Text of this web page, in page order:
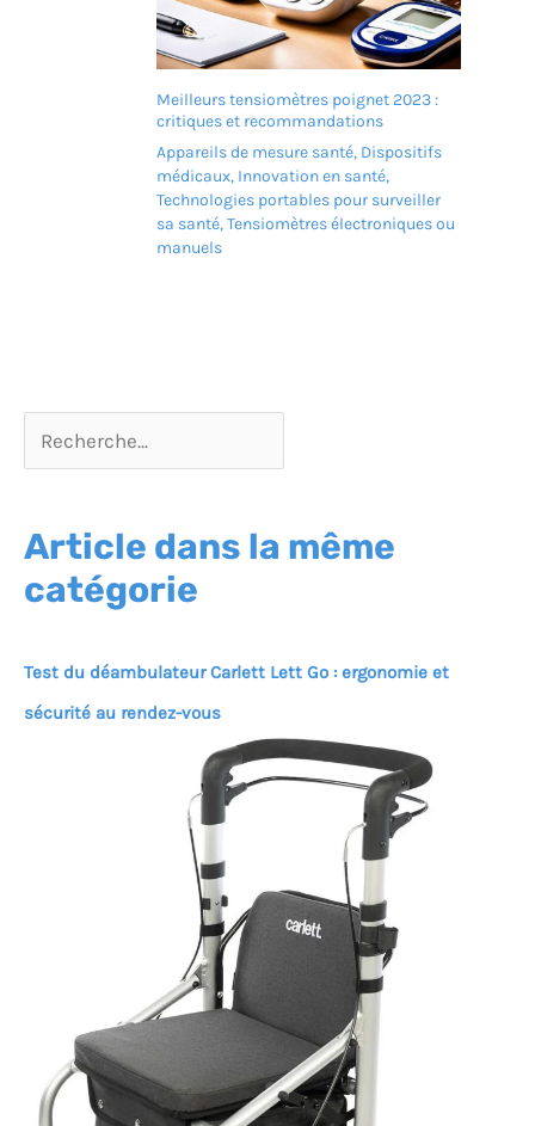
réfléchissantes pour une
marche sûre la nuit
Montage facile : les
déambulateurs sont livrés
avec un manuel
d'utilisation détaillé et
des vidéos d'instructions
de montage, de sorte que
vous pouvez facilement
l'assembler en 10 minutes.
VOCIC offre un droit de
Meilleurs tensiomètres poignet 2023 :
critiques et recommandations
Appareils de mesure santé, Dispositifs
médicaux, Innovation en santé,
Technologies portables pour surveiller
sa santé,Tensiomètres électroniques ou
manuels
Article dans la même
catégorie
Test du déambulateur Carlett Lett Go : ergonomie et
sécurité au rendez-vous